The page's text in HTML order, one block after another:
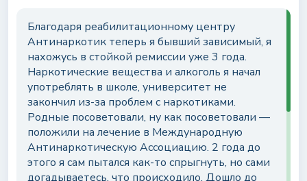
Благодаря реабилитационному центру
Антинаркотик теперь я бывший зависимый, я
нахожусь в стойкой ремиссии уже 3 года.
Наркотические вещества и алкоголь я начал
употреблять в школе, университет не
закончил из-за проблем с наркотиками.
Родные посоветовали, ну как посоветовали —
положили на лечение в Международную
Антинаркотическую Ассоциацию. 2 года до
этого я сам пытался как-то спрыгнуть, но сами
догадываетесь, что происходило. Дошло до